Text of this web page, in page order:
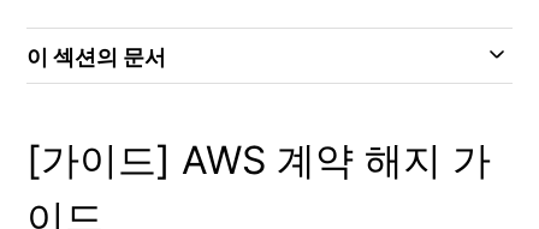
이 섹션의 문서
[가이드] AWS 계약 해지 가
이드